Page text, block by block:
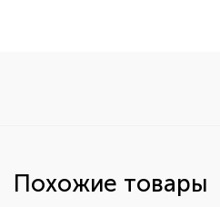
Похожие товары